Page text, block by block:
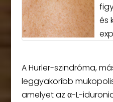
és
A Hurler-szindróma,
leggyakoribb
amelyet az α-L-